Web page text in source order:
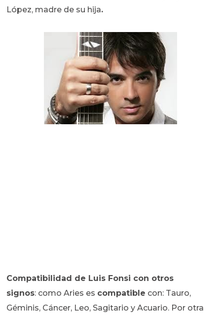
López, madre de su hija.
Compatibilidad de Luis Fonsi con otros
signos: como Aries es compatible con: Tauro,
Géminis, Cáncer, Leo, Sagitario y Acuario. Por otra